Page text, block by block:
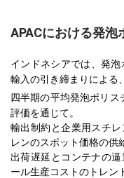
APACにおける発泡
インドネシアでは、発
輸入の引き締まりによる
四半期の平均発泡ポリス
評価を通じて。
輸出制約と企業用スチ
レンのスポット価格の供
出荷遅延とコンテナの
ール生産コストのトレン